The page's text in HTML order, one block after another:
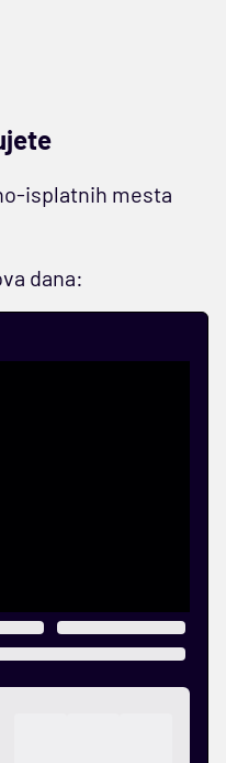
isplatnih mesta
dana: